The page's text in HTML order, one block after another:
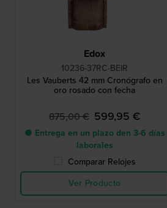
Edox
10236-37RC-BEIR
Les Vauberts 42 mm Cronógrafo en
oro rosado con fecha
875,00 € 599,95 €
● Entrega en un plazo den 3-6 días
laborales
Comparar Relojes
Ver Producto